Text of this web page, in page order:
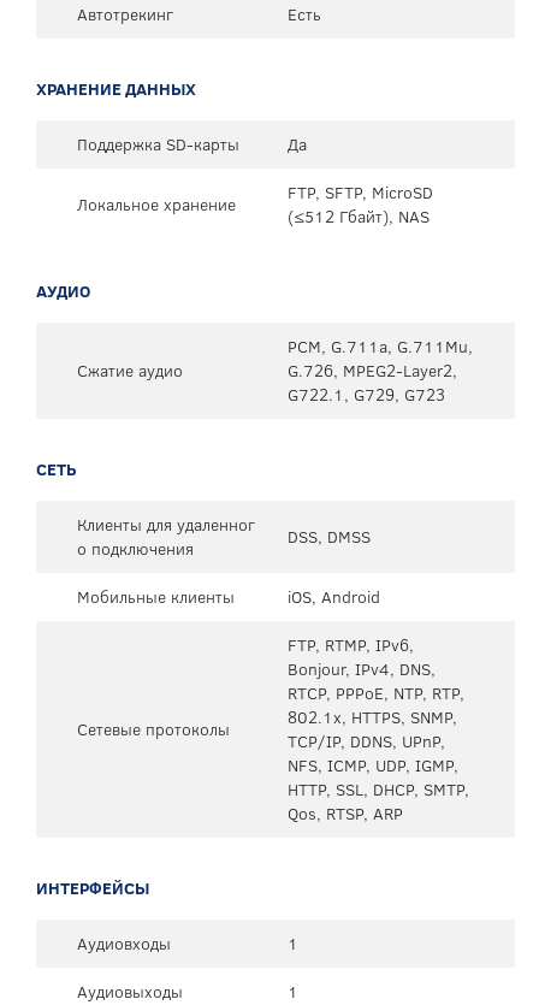
Автотрекинг
Есть
ХРАНЕНИЕ ДАННЫХ
Поддержка SD-карты Да
Локальное хранение
FTP, SFTP, MicroSD
(≤512 Гбайт), NAS
АУДИО
Сжатие аудио
PCM, G.711a, G.711Mu,
G.726, MPEG2-Layer2,
G722.1, G729, G723
СЕТЬ
Клиенты для удаленног
о подключения
DSS, DMSS
Мобильные клиенты iOS, Android
Сетевые протоколы
FTP, RTMP, IPv6,
Bonjour, IPv4, DNS,
RTCP, PPPoE, NTP, RTP,
802.1x, HTTPS, SNMP,
TCP/IP, DDNS, UPnP,
NFS, ICMP, UDP, IGMP,
HTTP, SSL, DHCP, SMTP,
Qos, RTSP, ARP
ИНТЕРФЕЙСЫ
Аудиовходы
1
Аудиовыходы
1